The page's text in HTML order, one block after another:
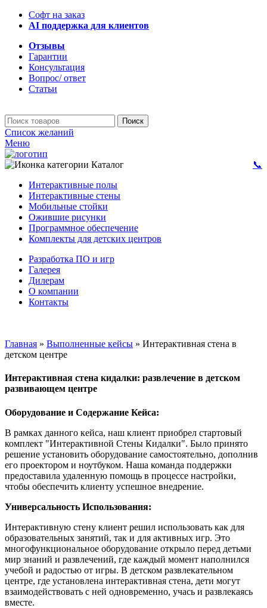
Софт на заказ
AI поддержка для клиентов
Отзывы
Гарантии
Консультация
Вопрос/ ответ
Статьи
Поиск
Список желаний
Меню
📞
Каталог
Интерактивные полы
Интерактивные стены
Мобильные стойки
Ожившие рисунки
Программное обеспечение
Комплекты для детских центров
Разработка ПО и игр
Галерея
Дилерам
О компании
Контакты
Главная » Выполненные кейсы » Интерактивная стена в
детском центре
Интерактивная стена кидалки: развлечение в детском
развивающем центре
Оборудование и Содержание Кейса:
В рамках данного кейса, наш клиент приобрел стартовый
комплект "Интерактивной Стены Кидалки". Было принято
решение установить оборудование самостоятельно, дополнив
его проектором и ноутбуком. Наша команда поддержки
предоставила удаленную помощь в процессе настройки,
чтобы обеспечить клиенту успешное внедрение.
Универсальность Использования:
Интерактивную стену клиент решил использовать как для
образовательных занятий, так и для активных игр. Это
многофункциональное оборудование открыло перед детьми
мир знаний и развлечений, где каждый момент наполнился
учебой и радостью от игры. В детском развлекательном
центре, где установлена интерактивная стена, дети могут
взаимодействовать с ней одновременно, учась и развлекаясь
вместе.